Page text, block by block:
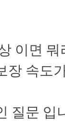
이면
장 속도
질문 입